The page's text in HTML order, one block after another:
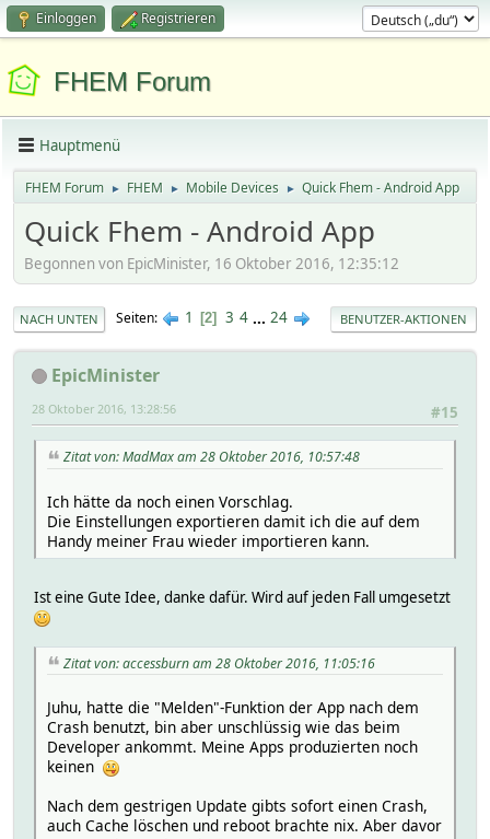
Einloggen Registrieren
FHEM Forum
Hauptmenü
FHEM Forum ► FHEM ► Mobile Devices ► Quick Fhem - Android App
Quick Fhem - Android App
Begonnen von EpicMinister, 16 Oktober 2016, 12:35:12
NACH UNTEN Seiten 1 2 3 4 ... 24 BENUTZER-AKTIONEN
EpicMinister
#15
28 Oktober 2016, 13:28:56
Zitat von: MadMax am 28 Oktober 2016, 10:57:48
Ich hätte da noch einen Vorschlag.
Die Einstellungen exportieren damit ich die auf dem
Handy meiner Frau wieder importieren kann.
Ist eine Gute Idee, danke dafür. Wird auf jeden Fall umgesetzt
Zitat von: accessburn am 28 Oktober 2016, 11:05:16
Juhu, hatte die "Melden"-Funktion der App nach dem
Crash benutzt, bin aber unschlüssig wie das beim
Developer ankommt. Meine Apps produzierten noch
keinen
Nach dem gestrigen Update gibts sofort einen Crash,
auch Cache löschen und reboot brachte nix. Aber davor